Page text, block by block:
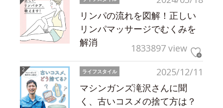
リンパの流れを図解！正しい
リンパマッサージでむくみを
解消
1833897 view
2025/12/11
ライフスタイル
マシンガンズ滝沢さんに聞
く、古いコスメの捨て方は？